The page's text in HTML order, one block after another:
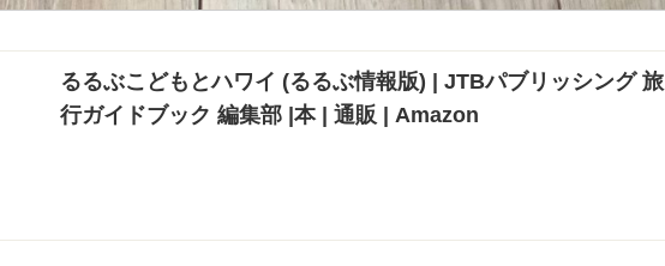
るるぶこどもとハワイ (るるぶ情報版) | JTBパブリッシング 旅
行ガイドブック 編集部 |本 | 通販 | Amazon